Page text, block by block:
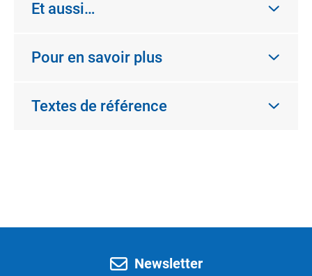
Et aussi…
Pour en savoir plus
Textes de référence
Newsletter